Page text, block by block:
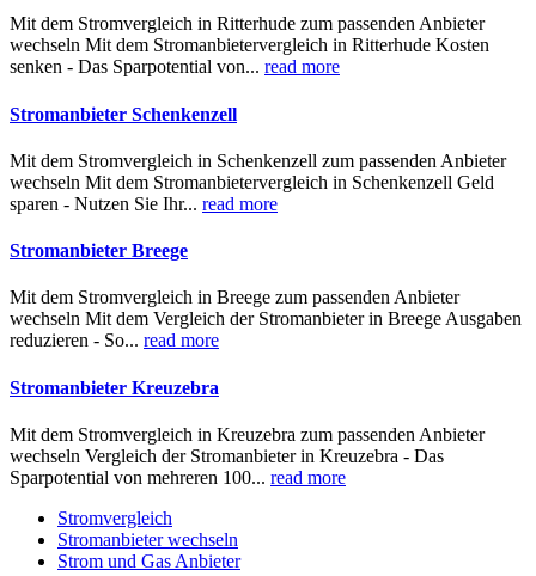
Mit dem Stromvergleich in Ritterhude zum passenden Anbieter
wechseln Mit dem Stromanbietervergleich in Ritterhude Kosten
senken - Das Sparpotential von... read more
Stromanbieter Schenkenzell
Mit dem Stromvergleich in Schenkenzell zum passenden Anbieter
wechseln Mit dem Stromanbietervergleich in Schenkenzell Geld
sparen - Nutzen Sie Ihr... read more
Stromanbieter Breege
Mit dem Stromvergleich in Breege zum passenden Anbieter
wechseln Mit dem Vergleich der Stromanbieter in Breege Ausgaben
reduzieren - So... read more
Stromanbieter Kreuzebra
Mit dem Stromvergleich in Kreuzebra zum passenden Anbieter
wechseln Vergleich der Stromanbieter in Kreuzebra - Das
Sparpotential von mehreren 100... read more
Stromvergleich
Stromanbieter wechseln
Strom und Gas Anbieter